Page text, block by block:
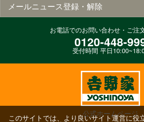
メールニュース登録・解除
お電話でのお問い合わせ・ご注
0120-448-
受付時間 平日
公式ホームページ
このサイトでは、より良いサイト運営に役